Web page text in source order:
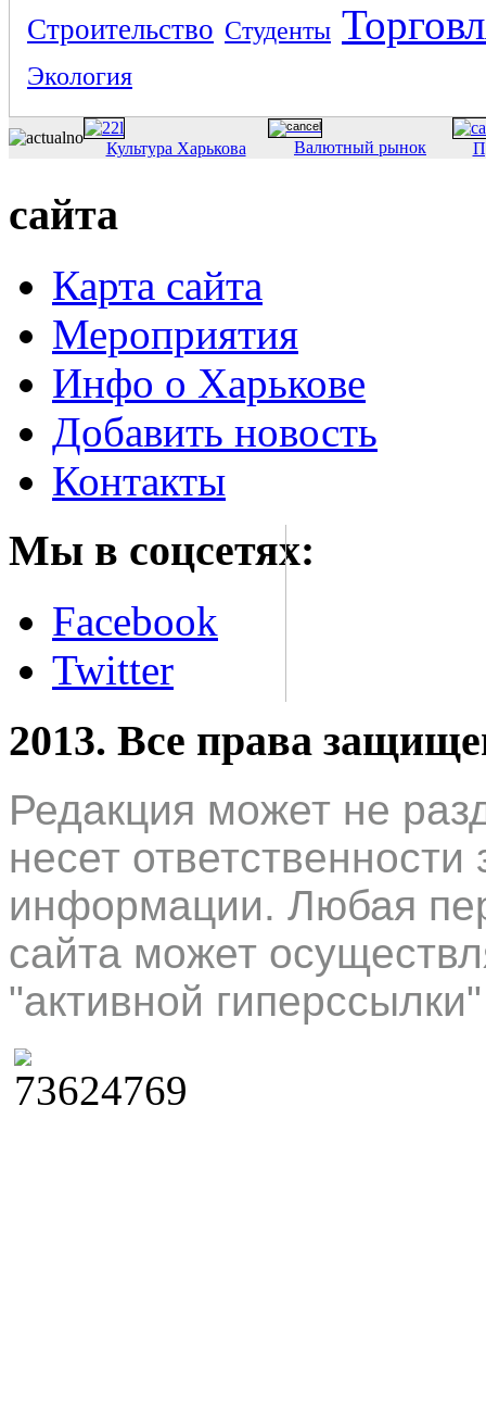
Строительство Студенты
Экология
Культура Харькова Валютный рынок
сайта
Карта сайта
Мероприятия
Инфо о Харькове
Добавить новость
Контакты
Мы в соцсетях:
Facebook
Twitter
2013. Все права
Редакция может не
несет
информации. Любая
сайта может
"активной